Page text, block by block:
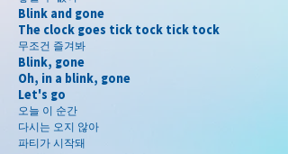
Blink and gone
The clock goes tick tock tick tock
무조건 즐겨봐
Blink, gone
Oh, in a blink, gone
Let's go
오늘 이 순간
다시는 오지 않아
파티가 시작돼